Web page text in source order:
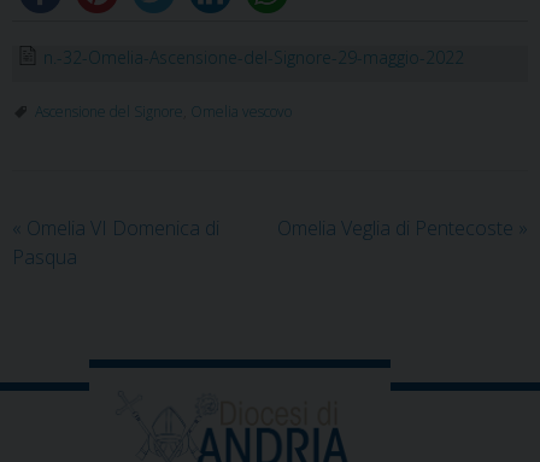
n.-32-Omelia-Ascensione-del-Signore-29-maggio-2022
Ascensione del Signore Omelia vescovo
« Omelia VI Domenica di
Pasqua
Omelia Veglia di Pentecoste »